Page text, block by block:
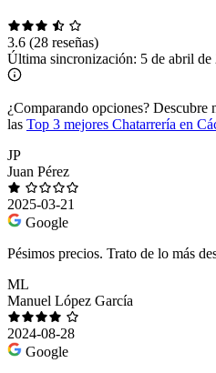
3.6 (28 reseñas)
Última sincronización: 5 de abril de
¿Comparando opciones? Descubre
las Top 3 mejores Chatarrería en
JP
Juan Pérez
2025-03-21
Google
Pésimos precios. Trato de lo más
ML
Manuel López García
2024-08-28
Google